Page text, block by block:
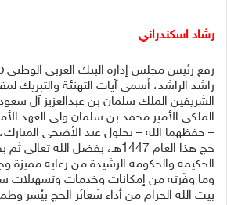
رشاد اسكندراني
راشد الراشد، أسمى آيات التهنئة والتبريك
الشريفين الملك سلمان بن عبدالعزيز آل
الملكي الأمير محمد بن سلمان ولي العهد
– حفظهما الله – بحلول عيد الأضحى
حج هذا العام 1447هـ، بفضل الله
الحكيمة والحكومة الرشيدة من رعاية مميزة
وما وفّرته من إمكانات وخدمات وتسهيلات
بيت الله الحرام من أداء شعائر الحج بيُسر